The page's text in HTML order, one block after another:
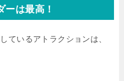
ーは最高！
ているアトラクションは、